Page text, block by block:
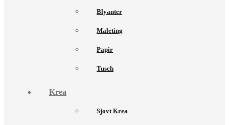
Blyanter
Maleting
Papir
Tusch
Krea
Sjovt Krea